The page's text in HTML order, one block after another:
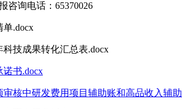
咨询电话：65370026
单.docx
科技成果转化汇总表.docx
诺书.docx
审核中研发费用项目辅助账和高品收入辅